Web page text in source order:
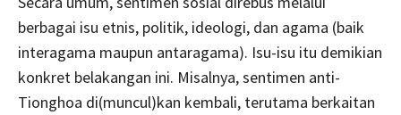
berbagai isu etnis, politik, ideologi, dan agama (baik
interagama maupun antaragama). Isu-isu itu demikian
konkret belakangan ini. Misalnya, sentimen anti-
Tionghoa di(muncul)kan kembali, terutama berkaitan